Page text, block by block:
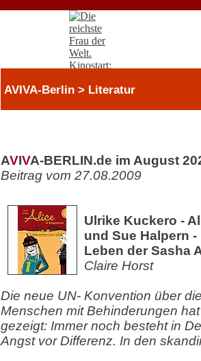
AVIVA-Berlin > Literatur
AVIVA-BERLIN.de im August
Beitrag vom 27.08.2009
Ulrike Kuckero -
und Sue Halpern
Leben der Sasha
Claire Horst
Die neue UN- Konvention über
Menschen mit Behinderungen
gezeigt: Immer noch besteht in
Angst vor Differenz. In den